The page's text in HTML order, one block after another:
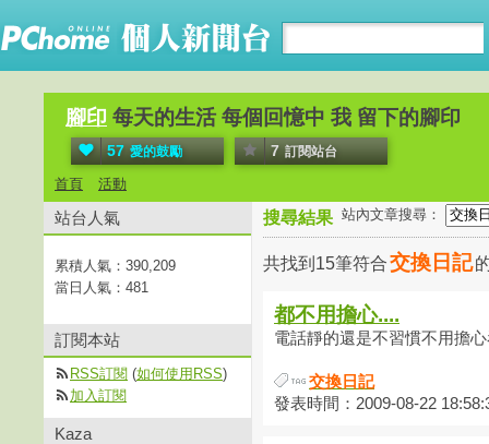
腳印 每天的生活 每個回憶中 我 留下的腳印
57 愛的鼓勵 7 訂閱站台
首頁 活動
搜尋結果 站內文章搜尋：
共找到15筆符合交換日記
都不用擔心....
電話靜的還是不習慣不用擔
交換日記
發表時間：2009-08-22
站台人氣
累積人氣： 390,209
當日人氣： 481
訂閱本站
RSS訂閱 (如何使用RSS)
加入訂閱
Kaza